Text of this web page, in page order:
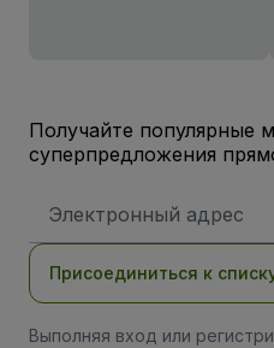
Получайте популярные
суперпредложения
электронной
Присоединиться к
Выполняя вход или